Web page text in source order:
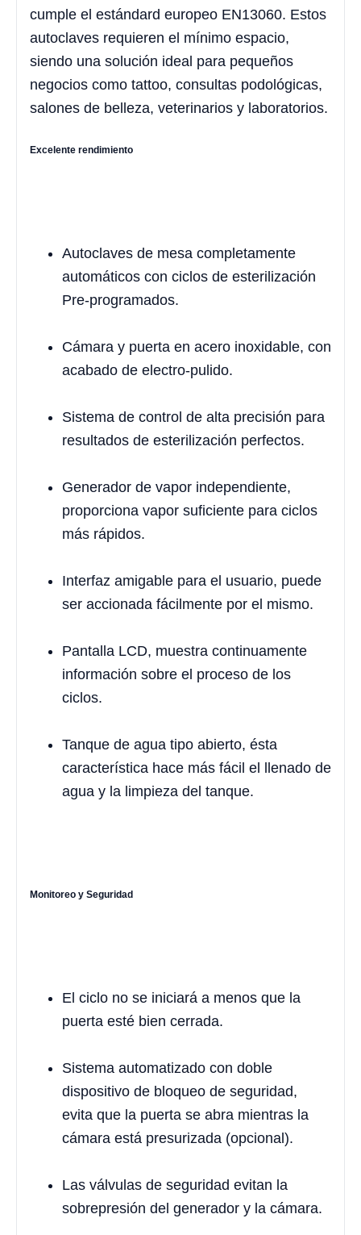
cumple el estándard europeo EN13060. Estos
autoclaves requieren el mínimo espacio,
siendo una solución ideal para pequeños
negocios como tattoo, consultas podológicas,
salones de belleza, veterinarios y laboratorios.
Excelente rendimiento
Autoclaves de mesa completamente
automáticos con ciclos de esterilización
Pre-programados.
Cámara y puerta en acero inoxidable, con
acabado de electro-pulido.
Sistema de control de alta precisión para
resultados de esterilización perfectos.
Generador de vapor independiente,
proporciona vapor suficiente para ciclos
más rápidos.
Interfaz amigable para el usuario, puede
ser accionada fácilmente por el mismo.
Pantalla LCD, muestra continuamente
información sobre el proceso de los
ciclos.
Tanque de agua tipo abierto, ésta
característica hace más fácil el llenado de
agua y la limpieza del tanque.
Monitoreo y Seguridad
El ciclo no se iniciará a menos que la
puerta esté bien cerrada.
Sistema automatizado con doble
dispositivo de bloqueo de seguridad,
evita que la puerta se abra mientras la
cámara está presurizada (opcional).
Las válvulas de seguridad evitan la
sobrepresión del generador y la cámara.